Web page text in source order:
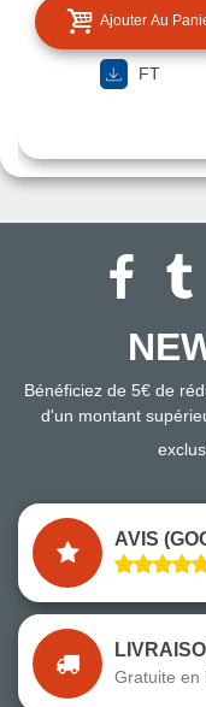
Ajouter Au
FT
Bénéficiez de 5€ de
d'un montant
AVIS
Gratuite en